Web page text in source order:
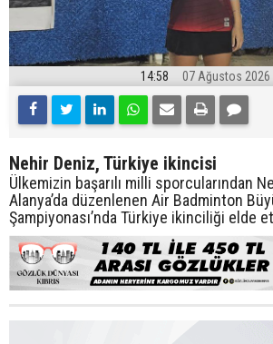
14:58 07 Ağustos 2026
Nehir Deniz, Türkiye ikincisi
Ülkemizin başarılı milli sporcularından
Alanya’da düzenlenen Air Badminton
Şampiyonası’nda Türkiye ikinciliği elde